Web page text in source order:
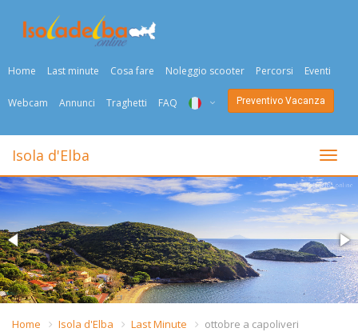
Home Last minute Cosa fare Noleggio scooter Percorsi Eventi
Webcam Annunci Traghetti FAQ
ENG
DEU
NED
FRA
Preventivo Vacanza
Togli
Isola d'Elba
Home Isola d'Elba Last Minute ottobre a capoliveri